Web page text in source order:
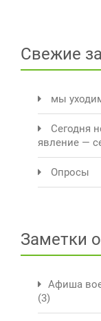
Свежие
мы
Сегодня
явление —
Опросы
Заметки
Афиша
(3)